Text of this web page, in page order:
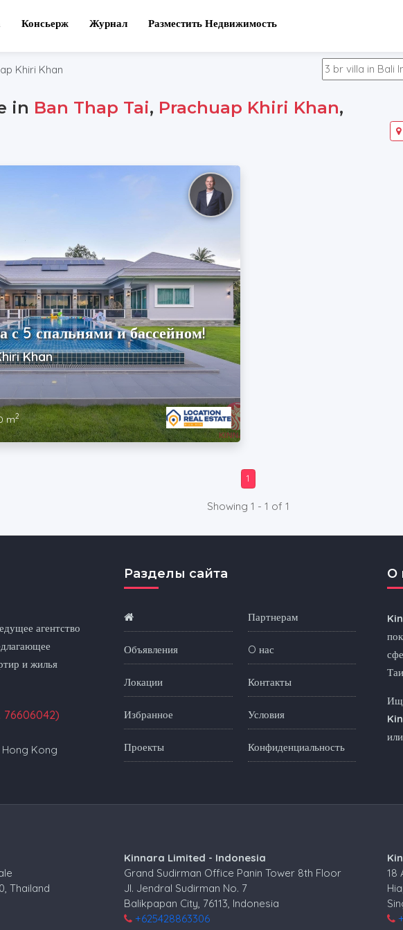
Консьерж Журнал Разместить Недвижимость
Khiri Khan
in Ban Thap Tai, Prachuap Khiri Khan,
с 5 спальнями и бассейном!
Khan
m2
1
Showing 1 - 1 of 1
агентство
и жилья
76606042)
Hong Kong
Разделы сайта
Объявления
Локации
Избранное
Проекты
Партнерам
O нас
Контакты
Условия
Конфиденциальность
O
Thailand
Kinnara Limited - Indonesia
Grand Sudirman Office Panin Tower 8th Floor
Jl. Jendral Sudirman No. 7
Balikpapan City, 76113, Indonesia
+625428863306
18